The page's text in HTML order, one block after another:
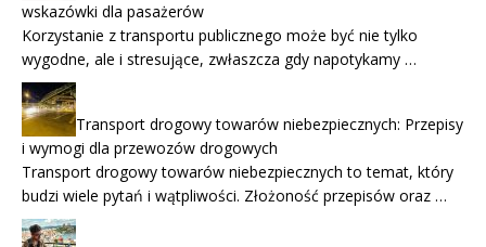
wskazówki dla pasażerów
Korzystanie z transportu publicznego może być nie tylko
wygodne, ale i stresujące, zwłaszcza gdy napotykamy …
Transport drogowy towarów niebezpiecznych: Przepisy
i wymogi dla przewozów drogowych
Transport drogowy towarów niebezpiecznych to temat, który
budzi wiele pytań i wątpliwości. Złożoność przepisów oraz …